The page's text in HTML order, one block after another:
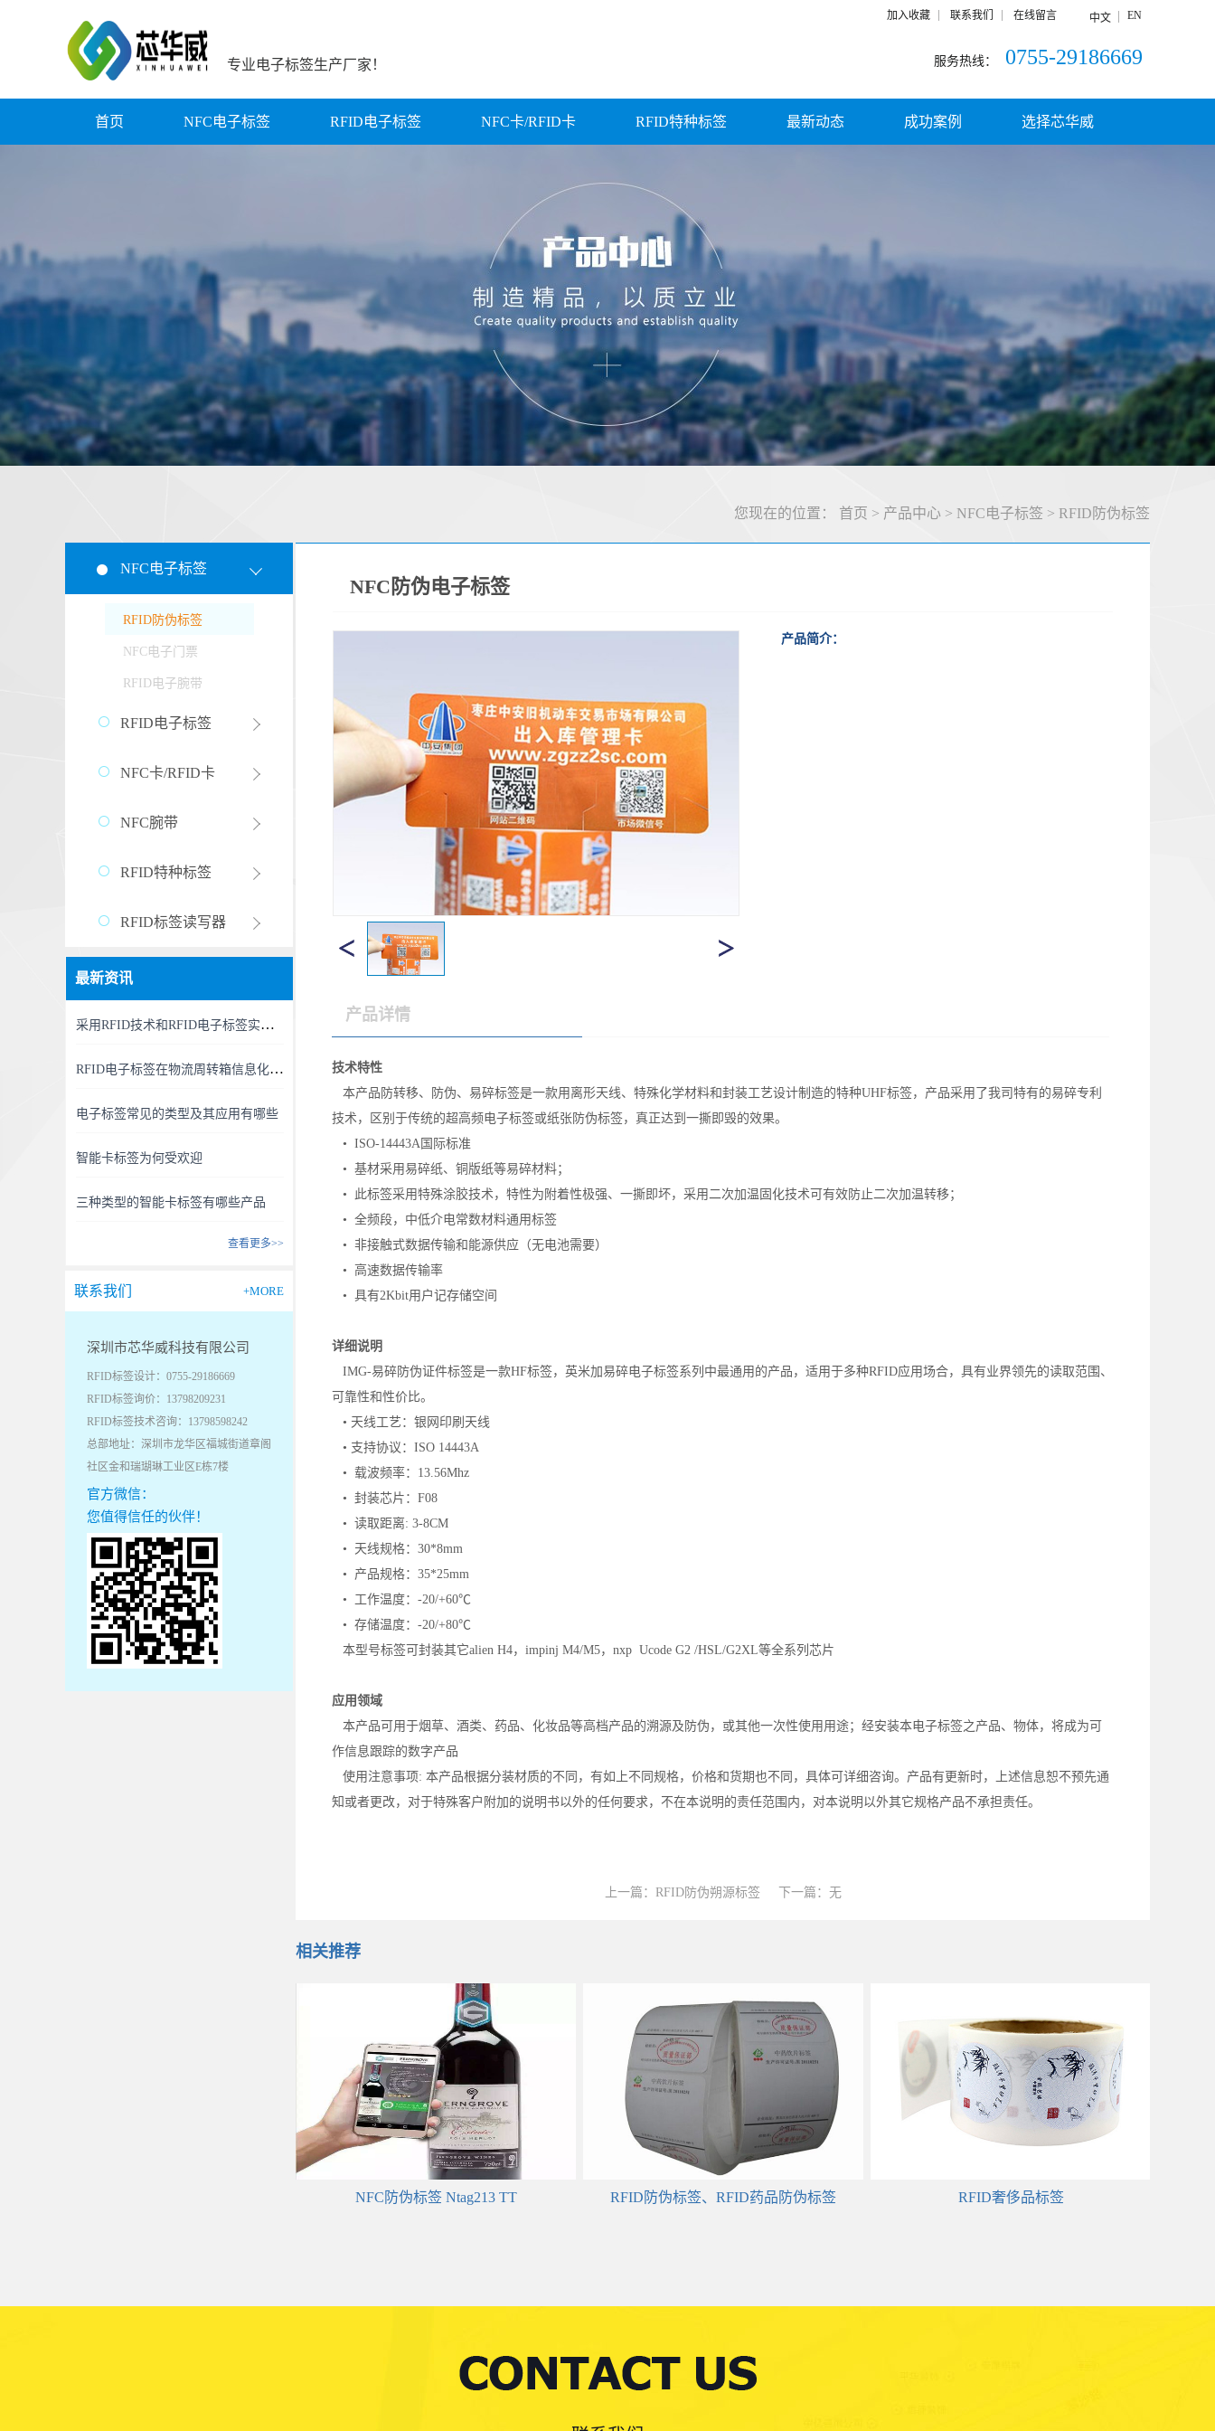
加入收藏 联系我们 在线留言 中文 EN
专业电子标签生产厂家！ 服务热线： 0755-29186669
首页 NFC电子标签 RFID电子标签 NFC卡/RFID卡 RFID特种标签 最新动态 成功案例 选择芯华威
您现在的位置： 首页 > 产品中心 > NFC电子标签 > RFID防伪标签
NFC电子标签
RFID防伪标签
NFC电子门票
RFID电子腕带
RFID电子标签
NFC卡/RFID卡
NFC腕带
RFID特种标签
RFID标签读写器
最新资讯
采用RFID技术和RFID电子标签实现精准、高效的RFID资产管理新时代
RFID电子标签在物流周转箱信息化中的利用
电子标签常见的类型及其应用有哪些
智能卡标签为何受欢迎
三种类型的智能卡标签有哪些产品
查看更多>>
联系我们 +MORE
深圳市芯华威科技有限公司
RFID标签设计：0755-29186669
RFID标签询价：13798209231
RFID标签技术咨询：13798598242
总部地址：深圳市龙华区福城街道章阁
社区金和瑞瑚琳工业区E栋7楼
官方微信：
您值得信任的伙伴！
NFC防伪电子标签
产品简介：
产品详情
技术特性
本产品防转移、防伪、易碎标签是一款用离形天线、特殊化学材料和封装工艺设计制造的特种UHF标签，产品采用了我司特有的易碎专利
技术，区别于传统的超高频电子标签或纸张防伪标签，真正达到一撕即毁的效果。
• ISO-14443A国际标准
• 基材采用易碎纸、铜版纸等易碎材料；
• 此标签采用特殊涂胶技术，特性为附着性极强、一撕即坏，采用二次加温固化技术可有效防止二次加温转移；
• 全频段，中低介电常数材料通用标签
• 非接触式数据传输和能源供应（无电池需要）
• 高速数据传输率
• 具有2Kbit用户记存储空间
详细说明
IMG-易碎防伪证件标签是一款HF标签，英米加易碎电子标签系列中最通用的产品，适用于多种RFID应用场合，具有业界领先的读取范围、
可靠性和性价比。
• 天线工艺：银网印刷天线
• 支持协议：ISO 14443A
• 载波频率：13.56Mhz
• 封装芯片：F08
• 读取距离: 3-8CM
• 天线规格：30*8mm
• 产品规格：35*25mm
• 工作温度：-20/+60℃
• 存储温度：-20/+80℃
本型号标签可封装其它alien H4，impinj M4/M5，nxp Ucode G2 /HSL/G2XL等全系列芯片
应用领域
本产品可用于烟草、酒类、药品、化妆品等高档产品的溯源及防伪，或其他一次性使用用途；经安装本电子标签之产品、物体，将成为可
作信息跟踪的数字产品
使用注意事项: 本产品根据分装材质的不同，有如上不同规格，价格和货期也不同，具体可详细咨询。产品有更新时，上述信息恕不预先通
知或者更改，对于特殊客户附加的说明书以外的任何要求，不在本说明的责任范围内，对本说明以外其它规格产品不承担责任。
上一篇： RFID防伪朔源标签 下一篇：无
相关推荐
NFC防伪标签 Ntag213 TT RFID防伪标签、RFID药品防伪标签 RFID奢侈品标签